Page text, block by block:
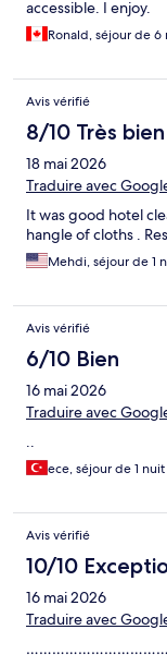
accessible. I enjoy.
Ronald, séjour de 6
Avis vérifié
8/10 Très bien
18 mai 2026
Traduire avec
It was good hotel
hangle of cloths .
Mehdi, séjour de 1
Avis vérifié
6/10 Bien
16 mai 2026
Traduire avec
..
ece, séjour de 1 nuit
Avis vérifié
10/10
16 mai 2026
Traduire avec